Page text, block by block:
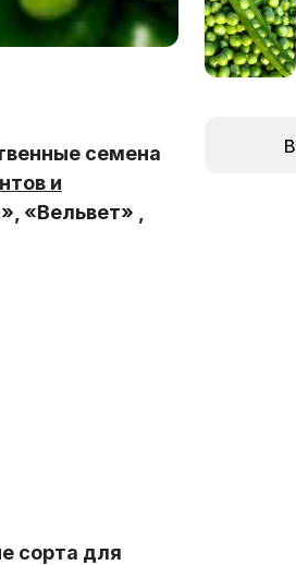
семена
и
«Вельвет» ,
сорта для